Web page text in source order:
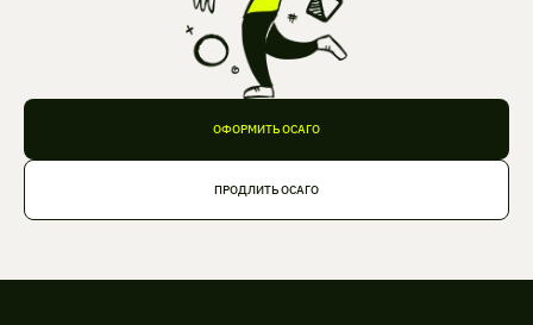
ОФОРМИТЬ ОСАГО
ПРОДЛИТЬ ОСАГО